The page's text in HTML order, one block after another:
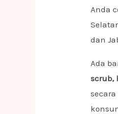
Anda
dan
Ada
scrub,